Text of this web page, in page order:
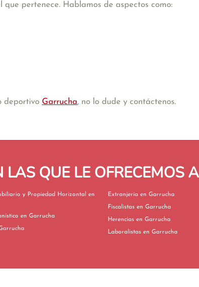
pertenece. Hablamos de aspectos como:
deportivo Garrucha, no lo dude y contáctenos.
LAS QUE LE OFRECEMOS
y Propiedad Horizontal en
Derecho Urbanístico en Garrucha
en Garrucha
Extranjería en Garrucha
Fiscalistas en Garrucha
Herencias en Garrucha
Laboralistas en Garrucha